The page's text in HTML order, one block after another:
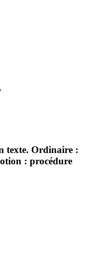
texte. Ordinaire :
: procédure